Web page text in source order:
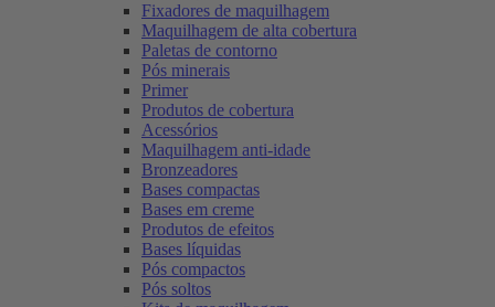
Fixadores de maquilhagem
Maquilhagem de alta cobertura
Paletas de contorno
Pós minerais
Primer
Produtos de cobertura
Acessórios
Maquilhagem anti-idade
Bronzeadores
Bases compactas
Bases em creme
Produtos de efeitos
Bases líquidas
Pós compactos
Pós soltos